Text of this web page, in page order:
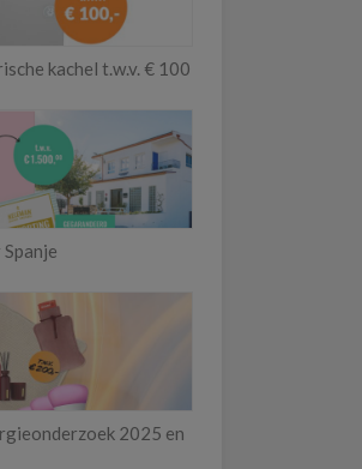
kachel t.w.v. € 100
2025 en